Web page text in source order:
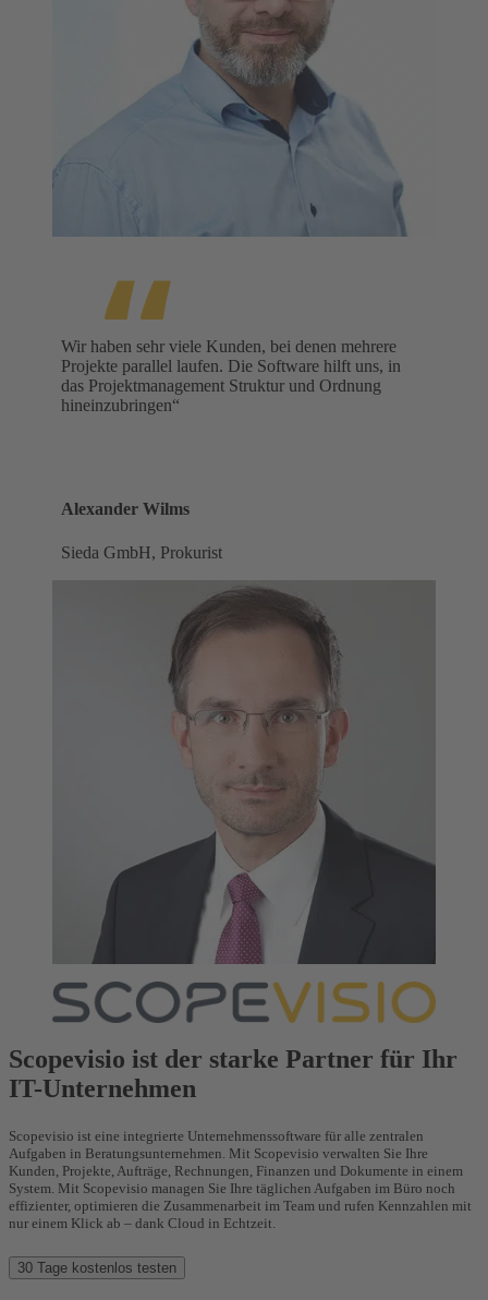
Wir haben sehr viele Kunden, bei denen mehrere
Projekte parallel laufen. Die Software hilft uns, in
das Projektmanagement Struktur und Ordnung
hineinzubringen“
Alexander Wilms
Sieda GmbH, Prokurist
Scopevisio ist der starke Partner für Ihr
IT-Unternehmen
Scopevisio ist eine integrierte Unternehmenssoftware für alle zentralen
Aufgaben in Beratungsunternehmen. Mit Scopevisio verwalten Sie Ihre
Kunden, Projekte, Aufträge, Rechnungen, Finanzen und Dokumente in einem
System. Mit Scopevisio managen Sie Ihre täglichen Aufgaben im Büro noch
effizienter, optimieren die Zusammenarbeit im Team und rufen Kennzahlen mit
nur einem Klick ab – dank Cloud in Echtzeit.
30 Tage kostenlos testen